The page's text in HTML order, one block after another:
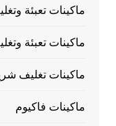
ماكينات تعبئة
ماكينات تعبئة
ماكينات تغليف
ماكينات فاكيوم